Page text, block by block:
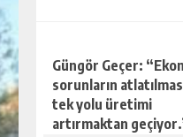
Güngör Geçer:
sorunların
tek yolu üretimi
artırmaktan